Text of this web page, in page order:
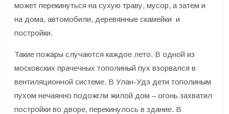
может перекинуться на сухую траву, мусор, а затем и
на дома, автомобили, деревянные скамейки и
постройки.
Такие пожары случаются каждое лето. В одной из
московских прачечных тополиный пух взорвался в
вентиляционной системе. В Улан-Удэ дети тополиным
пухом нечаянно подожгли жилой дом – огонь захватил
постройки во дворе, перекинулось в здание. В